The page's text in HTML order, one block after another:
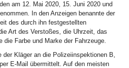
am 12. Mai 2020, 15. Juni 2020 und
In den Anzeigen benannte der
des durch ihn festgestellten
Art des Verstoßes, die Uhrzeit, das
die Farbe und Marke der Fahrzeuge.
der Kläger an die Polizeiinspektionen B,
E-Mail übermittelt. Auf den meisten